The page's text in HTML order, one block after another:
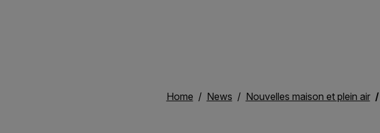
Home News Nouvelles maison et plein air